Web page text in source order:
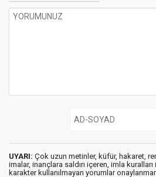
UYARI: Çok uzun metinler, küfür, hakaret,
imalar, inançlara saldırı içeren, imla kuralları
karakter kullanılmayan yorumlar